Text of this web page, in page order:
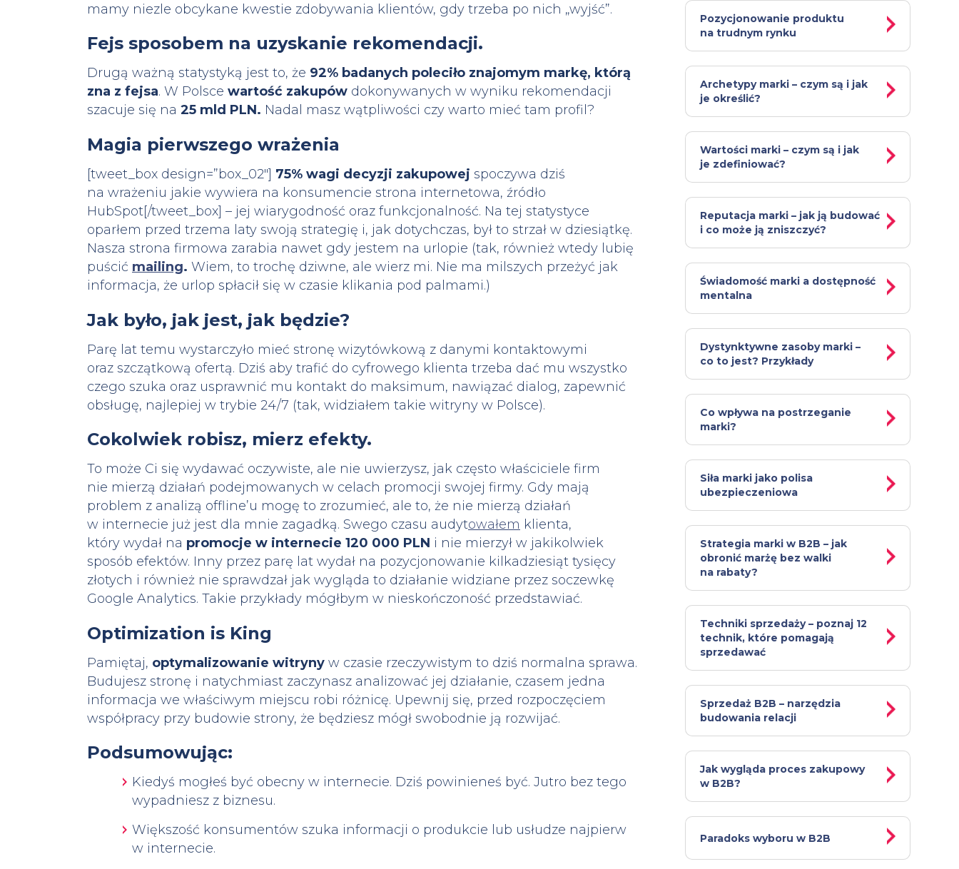
mamy niezle obcykane kwestie zdobywania klientów, gdy trzeba po nich „wyjść”.
Fejs sposobem na uzyskanie rekomendacji.
Drugą ważną statystyką jest to, że 92% badanych poleciło znajomym markę, którą
zna z fejsa. W Polsce wartość zakupów dokonywanych w wyniku rekomendacji
szacuje się na 25 mld PLN. Nadal masz wątpliwości czy warto mieć tam profil?
Magia pierwszego wrażenia
[tweet_box design=”box_02″] 75% wagi decyzji zakupowej spoczywa dziś
na wrażeniu jakie wywiera na konsumencie strona internetowa, źródło
HubSpot[/tweet_box] – jej wiarygodność oraz funkcjonalność. Na tej statystyce
oparłem przed trzema laty swoją strategię i, jak dotychczas, był to strzał w dziesiątkę.
Nasza strona firmowa zarabia nawet gdy jestem na urlopie (tak, również wtedy lubię
puścić mailing. Wiem, to trochę dziwne, ale wierz mi. Nie ma milszych przeżyć jak
informacja, że urlop spłacił się w czasie klikania pod palmami.)
Jak było, jak jest, jak będzie?
Parę lat temu wystarczyło mieć stronę wizytówkową z danymi kontaktowymi
oraz szczątkową ofertą. Dziś aby trafić do cyfrowego klienta trzeba dać mu wszystko
czego szuka oraz usprawnić mu kontakt do maksimum, nawiązać dialog, zapewnić
obsługę, najlepiej w trybie 24/7 (tak, widziałem takie witryny w Polsce).
Cokolwiek robisz, mierz efekty.
To może Ci się wydawać oczywiste, ale nie uwierzysz, jak często właściciele firm
nie mierzą działań podejmowanych w celach promocji swojej firmy. Gdy mają
problem z analizą offline’u mogę to zrozumieć, ale to, że nie mierzą działań
w internecie już jest dla mnie zagadką. Swego czasu audytowałem klienta,
który wydał na promocje w internecie 120 000 PLN i nie mierzył w jakikolwiek
sposób efektów. Inny przez parę lat wydał na pozycjonowanie kilkadziesiąt tysięcy
złotych i również nie sprawdzał jak wygląda to działanie widziane przez soczewkę
Google Analytics. Takie przykłady mógłbym w nieskończoność przedstawiać.
Optimization is King
Pamiętaj, optymalizowanie witryny w czasie rzeczywistym to dziś normalna sprawa.
Budujesz stronę i natychmiast zaczynasz analizować jej działanie, czasem jedna
informacja we właściwym miejscu robi różnicę. Upewnij się, przed rozpoczęciem
współpracy przy budowie strony, że będziesz mógł swobodnie ją rozwijać.
Podsumowując:
Kiedyś mogłeś być obecny w internecie. Dziś powinieneś być. Jutro bez tego
wypadniesz z biznesu.
Większość konsumentów szuka informacji o produkcie lub usłudze najpierw
w internecie.
Pozycjonowanie produktu
na trudnym rynku
Archetypy marki – czym są i jak
je określić?
Wartości marki – czym są i jak
je zdefiniować?
Reputacja marki – jak ją budować
i co może ją zniszczyć?
Świadomość marki a dostępność
mentalna
Dystynktywne zasoby marki –
co to jest? Przykłady
Co wpływa na postrzeganie
marki?
Siła marki jako polisa
ubezpieczeniowa
Strategia marki w B2B – jak
obronić marżę bez walki
na rabaty?
Techniki sprzedaży – poznaj 12
technik, które pomagają
sprzedawać
Sprzedaż B2B – narzędzia
budowania relacji
Jak wygląda proces zakupowy
w B2B?
Paradoks wyboru w B2B